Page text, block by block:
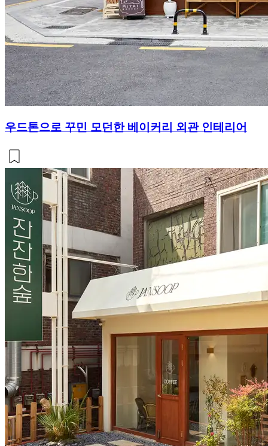
우드톤으로 꾸민 모던한 베이커리 외관 인테리어